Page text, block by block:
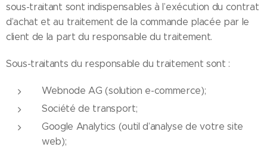
sous-traitant sont indispensables à l’exécution du contrat
d’achat et au traitement de la commande placée par le
client de la part du responsable du traitement.
Sous-traitants du responsable du traitement sont :
Webnode AG (solution e-commerce);
Société de transport;
Google Analytics (outil d’analyse de votre site
web);